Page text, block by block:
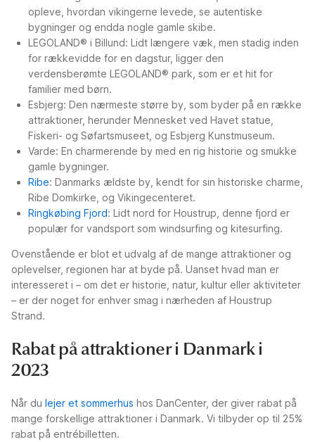
opleve, hvordan vikingerne levede, se autentiske
bygninger og endda nogle gamle skibe.
LEGOLAND® i Billund: Lidt længere væk, men stadig inden
for rækkevidde for en dagstur, ligger den
verdensberømte LEGOLAND® park, som er et hit for
familier med børn.
Esbjerg: Den nærmeste større by, som byder på en række
attraktioner, herunder Mennesket ved Havet statue,
Fiskeri- og Søfartsmuseet, og Esbjerg Kunstmuseum.
Varde: En charmerende by med en rig historie og smukke
gamle bygninger.
Ribe: Danmarks ældste by, kendt for sin historiske charme,
Ribe Domkirke, og Vikingecenteret.
Ringkøbing Fjord: Lidt nord for Houstrup, denne fjord er
populær for vandsport som windsurfing og kitesurfing.
Ovenstående er blot et udvalg af de mange attraktioner og
oplevelser, regionen har at byde på. Uanset hvad man er
interesseret i – om det er historie, natur, kultur eller aktiviteter
– er der noget for enhver smag i nærheden af Houstrup
Strand.
Rabat på attraktioner i Danmark i
2023
Når du lejer et sommerhus hos DanCenter, der giver rabat på
mange forskellige attraktioner i Danmark. Vi tilbyder op til 25%
rabat på entrébilletten.